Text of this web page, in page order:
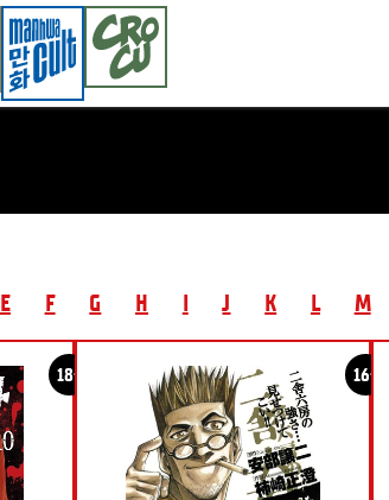
E F G H I J K L M
18+ 16+